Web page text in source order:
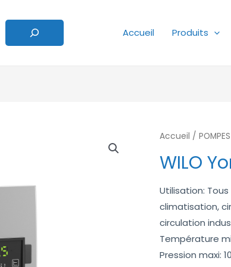
Accueil
Produits
Accueil /POMPES
WILO
Utilisation:
climatisation,
circulation
Température
Pression maxi: